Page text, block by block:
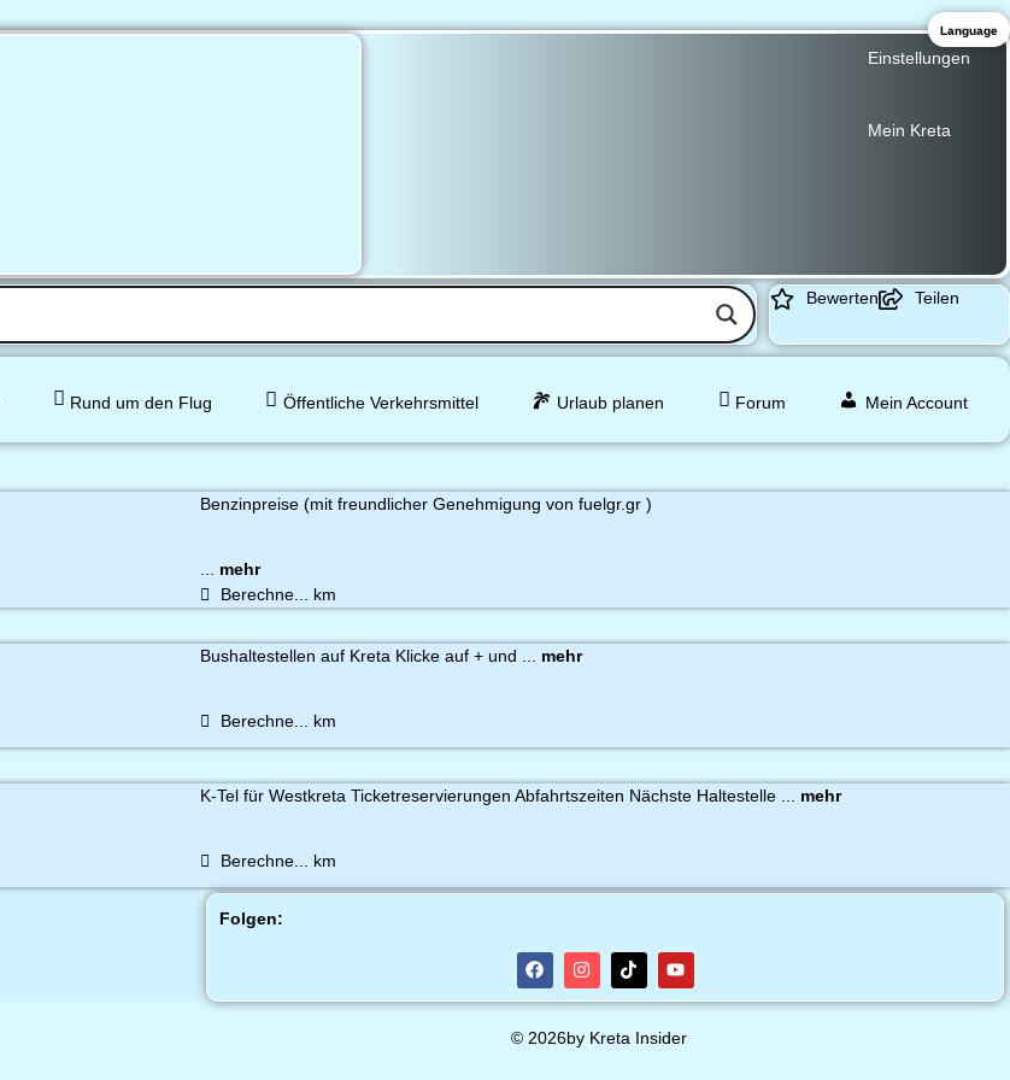
Einstellungen
Mein Kreta
Bewerten Teilen
Rund um den Flug Öffentliche Verkehrsmittel Urlaub planen Forum Mein Account
Benzinpreise (mit freundlicher Genehmigung von fuelgr.gr )
mehr
Berechne... km
Bushaltestellen auf Kreta Klicke auf + und ... mehr
Berechne... km
K-Tel für Westkreta Ticketreservierungen Abfahrtszeiten Nächste Haltestelle ... mehr
Berechne... km
Folgen:
© 2026by Kreta Insider
Language